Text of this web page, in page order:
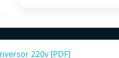
220v [PDF]